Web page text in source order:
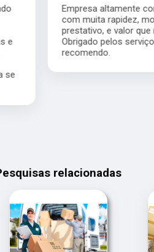
altamente competente, me atendeu
rapidez, motorista muito
e valor que nos ajudou muito.
pelos serviços prestados super
relacionadas